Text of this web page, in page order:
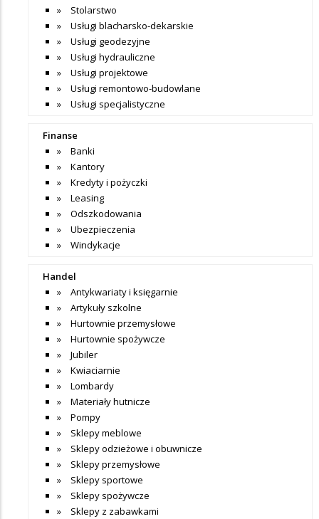
Stolarstwo
Usługi blacharsko-dekarskie
Usługi geodezyjne
Usługi hydrauliczne
Usługi projektowe
Usługi remontowo-budowlane
Usługi specjalistyczne
Finanse
Banki
Kantory
Kredyty i pożyczki
Leasing
Odszkodowania
Ubezpieczenia
Windykacje
Handel
Antykwariaty i księgarnie
Artykuły szkolne
Hurtownie przemysłowe
Hurtownie spożywcze
Jubiler
Kwiaciarnie
Lombardy
Materiały hutnicze
Pompy
Sklepy meblowe
Sklepy odzieżowe i obuwnicze
Sklepy przemysłowe
Sklepy sportowe
Sklepy spożywcze
Sklepy z zabawkami